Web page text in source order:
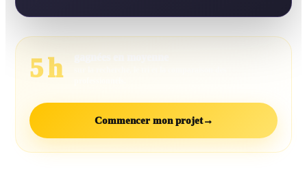
5 h
Commencer mon projet→